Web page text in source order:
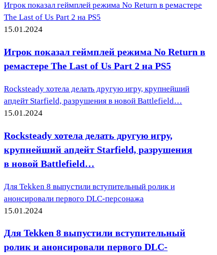
Игрок показал геймплей режима No Return в ремастере
The Last of Us Part 2 на PS5
15.01.2024
Игрок показал геймплей режима No Return в
ремастере The Last of Us Part 2 на PS5
Rocksteady хотела делать другую игру, крупнейший
апдейт Starfield, разрушения в новой Battlefield…
15.01.2024
Rocksteady хотела делать другую игру,
крупнейший апдейт Starfield, разрушения
в новой Battlefield…
Для Tekken 8 выпустили вступительный ролик и
анонсировали первого DLC-персонажа
15.01.2024
Для Tekken 8 выпустили вступительный
ролик и анонсировали первого DLC-